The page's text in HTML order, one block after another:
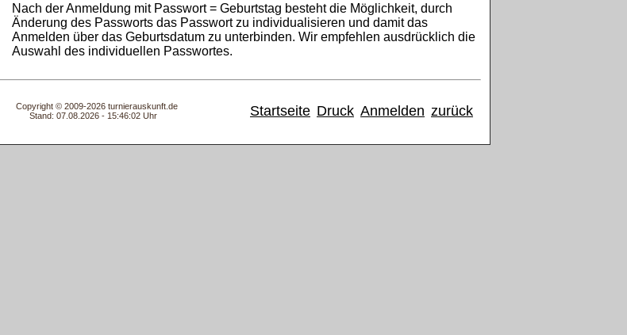
Nach der Anmeldung mit Passwort = Geburtstag besteht die Möglichkeit, durch
Änderung des Passworts das Passwort zu individualisieren und damit das
Anmelden über das Geburtsdatum zu unterbinden. Wir empfehlen ausdrücklich die
Auswahl des individuellen Passwortes.
Copyright © 2009-2026 turnierauskunft.de
Stand: 07.08.2026 - 15:46:02 Uhr
Startseite Druck Anmelden zurück